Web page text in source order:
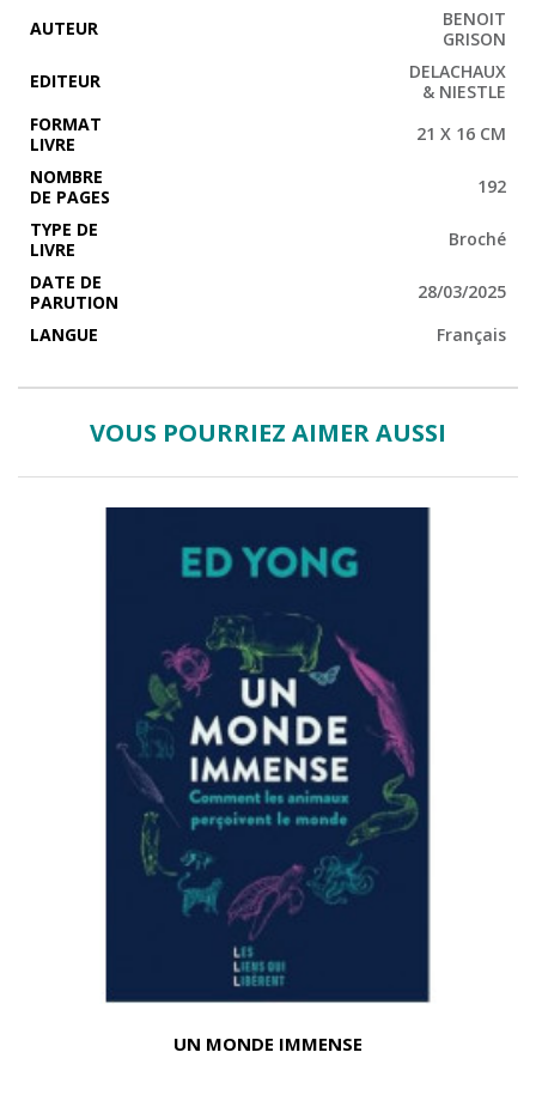
AUTEUR
BENOIT
GRISON
EDITEUR
DELACHAUX
& NIESTLE
FORMAT
LIVRE
21 X 16 CM
NOMBRE
DE PAGES
192
TYPE DE
LIVRE
Broché
DATE DE
PARUTION
28/03/2025
LANGUE
Français
VOUS POURRIEZ AIMER AUSSI
UN MONDE IMMENSE